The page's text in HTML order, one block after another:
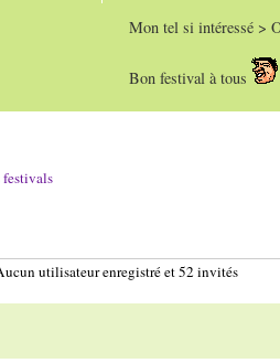
Mon tel si intéressé >
Bon festival à tous
festivals
utilisateur enregistré et 52 invités